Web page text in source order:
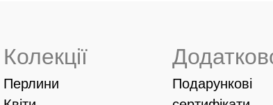
Колекції
Перлини
Подарункові